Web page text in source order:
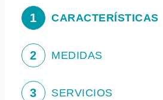
1 CARACTERÍSTICAS
2 MEDIDAS
3 SERVICIOS